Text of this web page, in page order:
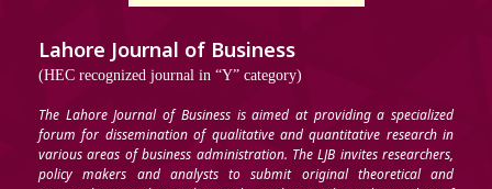
Lahore Journal of Business
(HEC recognized journal in “Y” category)
The Lahore Journal of Business is aimed at providing a specialized
forum for dissemination of qualitative and quantitative research in
various areas of business administration. The LJB invites researchers,
policy makers and analysts to submit original theoretical and